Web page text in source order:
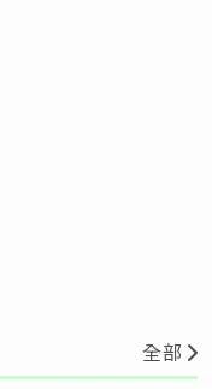
全部